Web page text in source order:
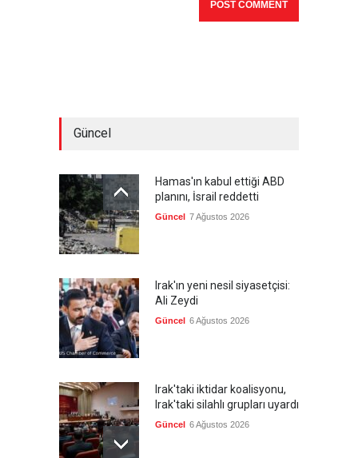
Güncel
Hamas'ın kabul ettiği ABD
planını, İsrail reddetti
Güncel 7 Ağustos 2026
Irak'ın yeni nesil siyasetçisi:
Ali Zeydi
Güncel 6 Ağustos 2026
Irak'taki iktidar koalisyonu,
Irak'taki silahlı grupları uyardı
Güncel 6 Ağustos 2026